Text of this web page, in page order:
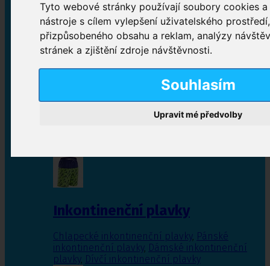
Tyto webové stránky používají soubory cookies
nástroje s cílem vylepšení uživatelského
přizpůsobeného obsahu a reklam, analýzy
stránek a zjištění zdroje návštěvnosti.
Souhlasím
Upravit mé předvolby
Inkontinenční kalhotky
Plenkové kalhotky navlékací,Plenkové kalhotky
zalepovací,Inkontinenční kalhotky dámské
Inkontinenční vložky
Inkontinenční plavky
Chlapecké inkontinenční plavky, Pánské
inkontinenční plavky, Dámské inkontinenční
plavky, Dívčí inkontinenční plavky